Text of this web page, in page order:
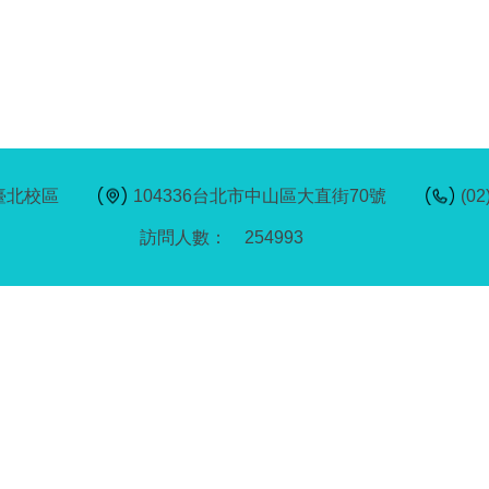
254993
北校區 104336台北市中山區大直街70號